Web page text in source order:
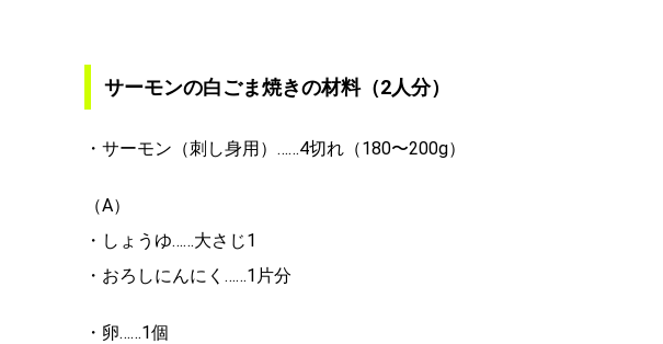
サーモンの白ごま焼きの材料（2人分）
・サーモン（刺し身用）……4切れ（180〜200g）
（A）
・しょうゆ……大さじ1
・おろしにんにく……1片分
・卵……1個